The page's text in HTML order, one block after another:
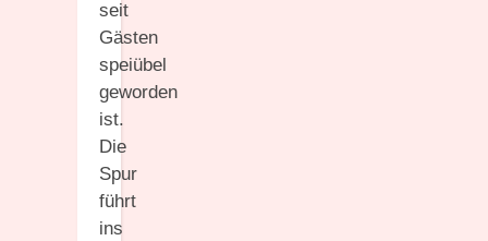
seit
Gästen
speiübel
geworden
ist.
Die
Spur
führt
ins